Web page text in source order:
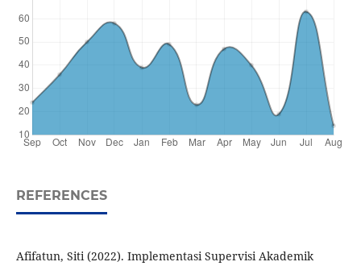
REFERENCES
Afifatun, Siti (2022). Implementasi Supervisi Akademik